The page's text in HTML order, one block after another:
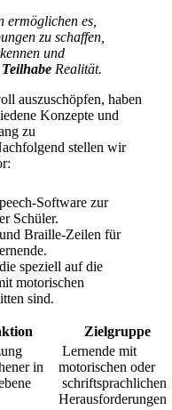
ermöglichen es,
zu schaffen,
und
Realität.
auszuschöpfen, haben
Konzepte und
zu
stellen wir
Software zur
Schüler.
Braille-Zeilen für
speziell auf die
motorischen
sind.
Zielgruppe
in
Lernende mit
motorischen oder
schriftsprachlichen
Herausforderungen